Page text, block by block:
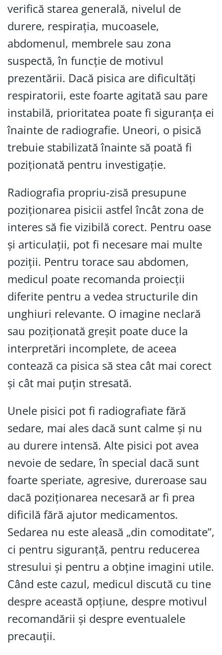
verifică starea generală, nivelul de
durere, respirația, mucoasele,
abdomenul, membrele sau zona
suspectă, în funcție de motivul
prezentării. Dacă pisica are dificultăți
respiratorii, este foarte agitată sau pare
instabilă, prioritatea poate fi siguranța ei
înainte de radiografie. Uneori, o pisică
trebuie stabilizată înainte să poată fi
poziționată pentru investigație.
Radiografia propriu-zisă presupune
poziționarea pisicii astfel încât zona de
interes să fie vizibilă corect. Pentru oase
și articulații, pot fi necesare mai multe
poziții. Pentru torace sau abdomen,
medicul poate recomanda proiecții
diferite pentru a vedea structurile din
unghiuri relevante. O imagine neclară
sau poziționată greșit poate duce la
interpretări incomplete, de aceea
contează ca pisica să stea cât mai corect
și cât mai puțin stresată.
Unele pisici pot fi radiografiate fără
sedare, mai ales dacă sunt calme și nu
au durere intensă. Alte pisici pot avea
nevoie de sedare, în special dacă sunt
foarte speriate, agresive, dureroase sau
dacă poziționarea necesară ar fi prea
dificilă fără ajutor medicamentos.
Sedarea nu este aleasă „din comoditate”,
ci pentru siguranță, pentru reducerea
stresului și pentru a obține imagini utile.
Când este cazul, medicul discută cu tine
despre această opțiune, despre motivul
recomandării și despre eventualele
precauții.